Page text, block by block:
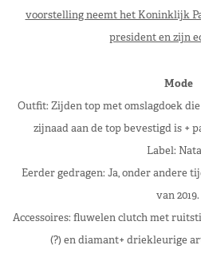
voorstelling neemt het Koninklijk
president en zijn
Mode
Outfit: Zijden top met omslagdoek
zijnaad aan de top bevestigd is +
Label:
Eerder gedragen: Ja, onder andere
van 2019.
Accessoires: fluwelen clutch met
(?) en diamant+ driekleurige